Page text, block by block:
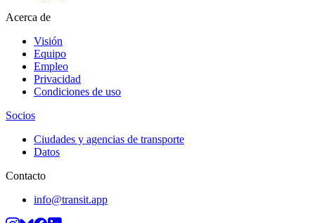
Acerca de
Visión
Equipo
Empleo
Privacidad
Condiciones de uso
Socios
Ciudades y agencias de transporte
Datos
Contacto
info@transit.app